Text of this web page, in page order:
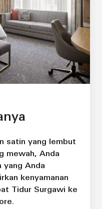
satin yang lembut
mewah, Anda
yang Anda
kenyamanan
Tidur Surgawi ke